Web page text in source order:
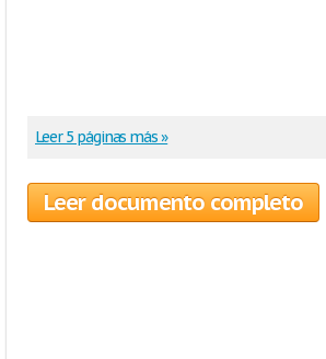
Leer 5 páginas más »
Leer documento completo